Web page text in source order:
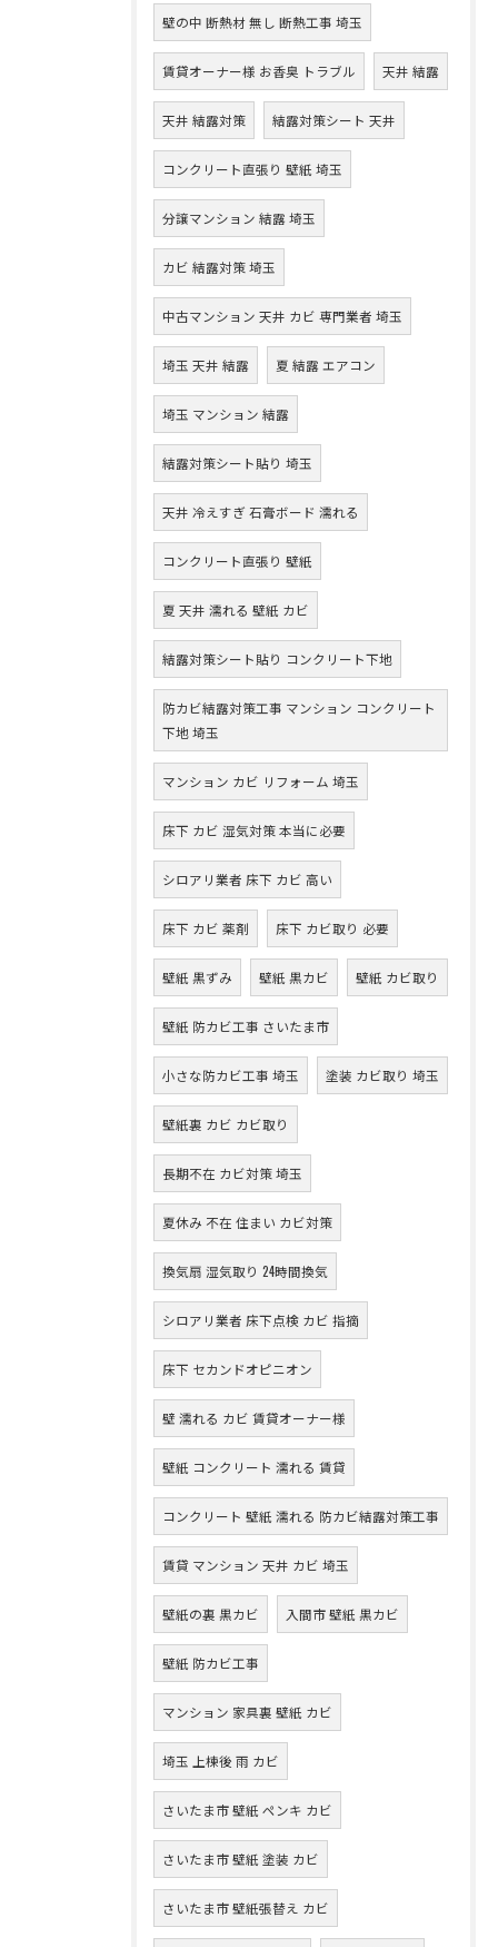
壁の中 断熱材 無し 断熱工事 埼玉
賃貸オーナー様 お香臭 トラブル 天井 結露
天井 結露対策 結露対策シート 天井
コンクリート直張り 壁紙 埼玉
分譲マンション 結露 埼玉
カビ 結露対策 埼玉
中古マンション 天井 カビ 専門業者 埼玉
埼玉 天井 結露 夏 結露 エアコン
埼玉 マンション 結露
結露対策シート貼り 埼玉
天井 冷えすぎ 石膏ボード 濡れる
コンクリート直張り 壁紙
夏 天井 濡れる 壁紙 カビ
結露対策シート貼り コンクリート下地
防カビ結露対策工事 マンション コンクリート
下地 埼玉
マンション カビ リフォーム 埼玉
床下 カビ 湿気対策 本当に必要
シロアリ業者 床下 カビ 高い
床下 カビ 薬剤 床下 カビ取り 必要
壁紙 黒ずみ 壁紙 黒カビ 壁紙 カビ取り
壁紙 防カビ工事 さいたま市
小さな防カビ工事 埼玉 塗装 カビ取り 埼玉
壁紙裏 カビ カビ取り
長期不在 カビ対策 埼玉
夏休み 不在 住まい カビ対策
換気扇 湿気取り 24時間換気
シロアリ業者 床下点検 カビ 指摘
床下 セカンドオピニオン
壁 濡れる カビ 賃貸オーナー様
壁紙 コンクリート 濡れる 賃貸
コンクリート 壁紙 濡れる 防カビ結露対策工事
賃貸 マンション 天井 カビ 埼玉
壁紙の裏 黒カビ 入間市 壁紙 黒カビ
壁紙 防カビ工事
マンション 家具裏 壁紙 カビ
埼玉 上棟後 雨 カビ
さいたま市 壁紙 ペンキ カビ
さいたま市 壁紙 塗装 カビ
さいたま市 壁紙張替え カビ